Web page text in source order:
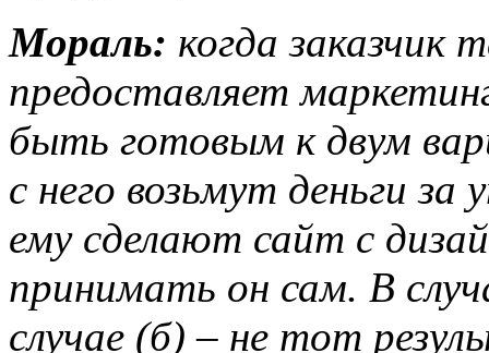
Мораль: когда заказчик
предоставляет
быть готовым к двум
с него возьмут деньги за
ему сделают сайт с
принимать он сам. В
случае (б) – не тот